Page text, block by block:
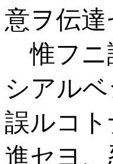
意ヲ伝
惟フニ
シアル
誤ルコ
進セヨ